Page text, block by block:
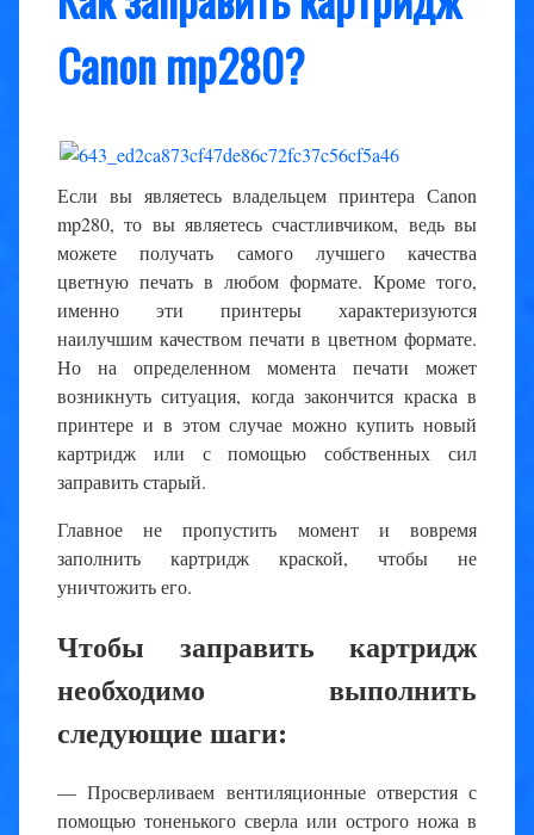
Сanon mp280?
Если вы являетесь владельцем принтера Сanon
mp280, то вы являетесь счастливчиком, ведь вы
можете получать самого лучшего качества
цветную печать в любом формате. Кроме того,
именно эти принтеры характеризуются
наилучшим качеством печати в цветном формате.
Но на определенном момента печати может
возникнуть ситуация, когда закончится краска в
принтере и в этом случае можно купить новый
картридж или с помощью собственных сил
заправить старый.
Главное не пропустить момент и вовремя
заполнить картридж краской, чтобы не
уничтожить его.
Чтобы заправить картридж
необходимо выполнить
следующие шаги:
— Просверливаем вентиляционные отверстия с
помощью тоненького сверла или острого ножа в